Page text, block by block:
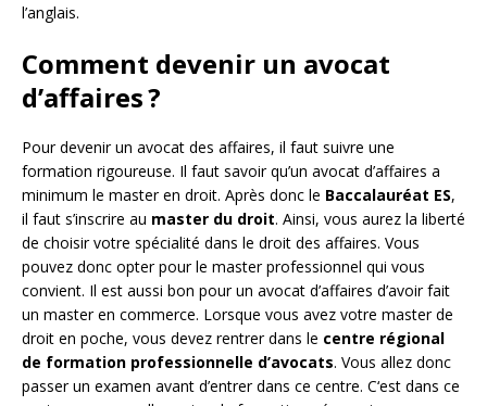
l’anglais.
Comment devenir un avocat
d’affaires ?
Pour devenir un avocat des affaires, il faut suivre une
formation rigoureuse. Il faut savoir qu’un avocat d’affaires a
minimum le master en droit. Après donc le Baccalauréat ES,
il faut s’inscrire au master du droit. Ainsi, vous aurez la liberté
de choisir votre spécialité dans le droit des affaires. Vous
pouvez donc opter pour le master professionnel qui vous
convient. Il est aussi bon pour un avocat d’affaires d’avoir fait
un master en commerce. Lorsque vous avez votre master de
droit en poche, vous devez rentrer dans le centre régional
de formation professionnelle d’avocats. Vous allez donc
passer un examen avant d’entrer dans ce centre. C‘est dans ce